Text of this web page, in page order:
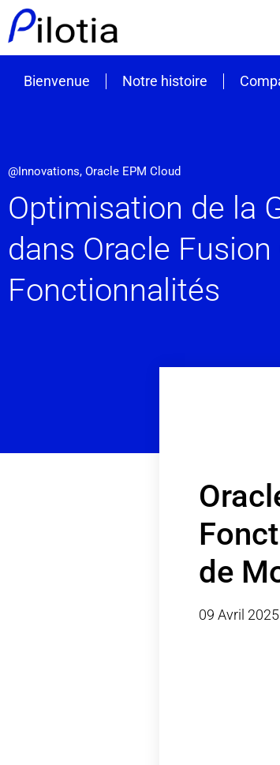
Bienvenue Notre histoire
@Innovations, Oracle EPM Cloud
Optimisation de la
dans Oracle
Fonctionnalités
de
09 Avril 2025